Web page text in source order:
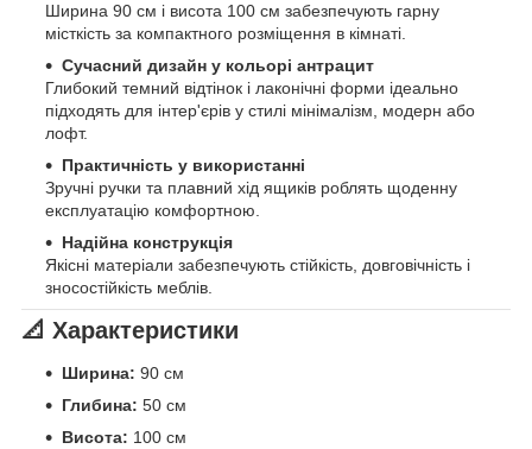
Ширина 90 см і висота 100 см забезпечують гарну
місткість за компактного розміщення в кімнаті.
Сучасний дизайн у кольорі антрацит
Глибокий темний відтінок і лаконічні форми ідеально
підходять для інтер'єрів у стилі мінімалізм, модерн або
лофт.
Практичність у використанні
Зручні ручки та плавний хід ящиків роблять щоденну
експлуатацію комфортною.
Надійна конструкція
Якісні матеріали забезпечують стійкість, довговічність і
зносостійкість меблів.
📐 Характеристики
Ширина: 90 см
Глибина: 50 см
Висота: 100 см